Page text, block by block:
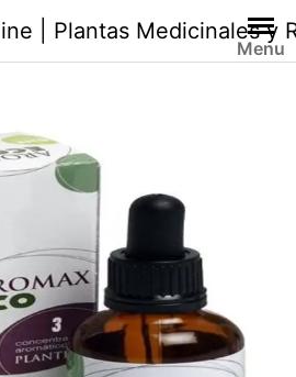
| Plantas Medicinales y
Menu